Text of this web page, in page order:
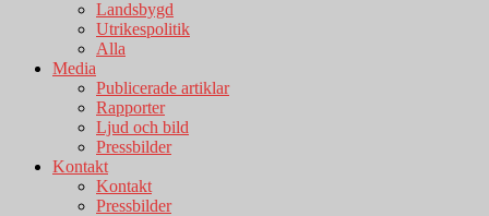
Landsbygd
Utrikespolitik
Alla
Media
Publicerade artiklar
Rapporter
Ljud och bild
Pressbilder
Kontakt
Kontakt
Pressbilder